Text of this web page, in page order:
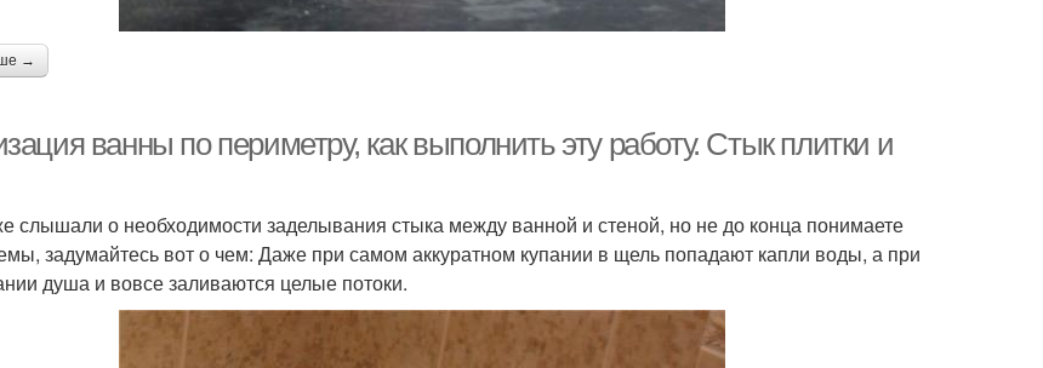
→
ванны по периметру, как выполнить эту работу. Стык плитки и
слышали о необходимости заделывания стыка между ванной и стеной, но не до конца понимаете
задумайтесь вот о чем: Даже при самом аккуратном купании в щель попадают капли воды, а при
душа и вовсе заливаются целые потоки.